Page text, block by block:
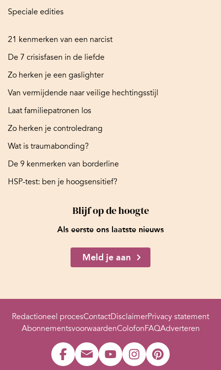
Speciale edities
21 kenmerken van een narcist
De 7 crisisfasen in de liefde
Zo herken je een gaslighter
Van vermijdende naar veilige hechtingsstijl
Laat familiepatronen los
Zo herken je controledrang
Wat is traumabonding?
De 9 kenmerken van borderline
HSP-test: ben je hoogsensitief?
Blijf op de hoogte
Als eerste ons laatste nieuws
Meld je aan
Redactioneel procesContactDisclaimerPrivacy statement
AbonnementsvoorwaardenColofonFAQAdverteren